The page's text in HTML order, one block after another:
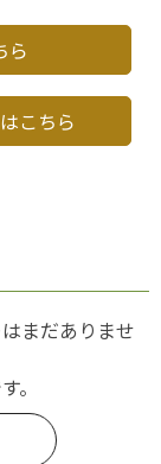
ら
こちら
まだありませ
。